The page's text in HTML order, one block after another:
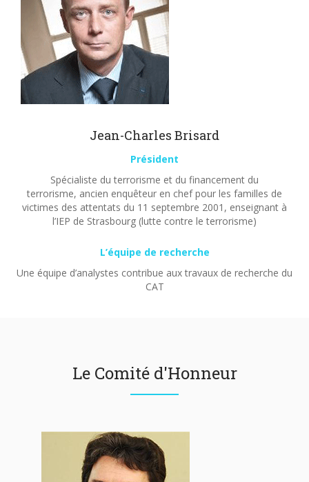
Jean-Charles Brisard
Président
Spécialiste du terrorisme et du financement du
terrorisme, ancien enquêteur en chef pour les familles de
victimes des attentats du 11 septembre 2001, enseignant à
l’IEP de Strasbourg (lutte contre le terrorisme)
L’équipe de recherche
Une équipe d’analystes contribue aux travaux de recherche du
CAT
Le Comité d'Honneur